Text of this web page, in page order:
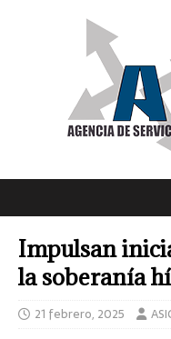
Impulsan
la soberanía
21 febrero, 2025